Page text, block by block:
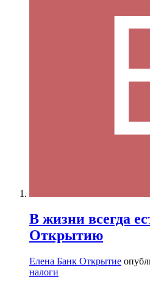
В жизни всегда
Открытию
Елена Банк Открытие
налоги